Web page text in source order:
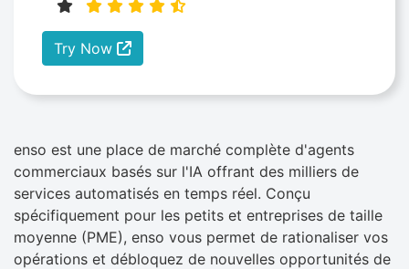
Try Now
enso est une place de marché complète d'agents
commerciaux basés sur l'IA offrant des milliers de
services automatisés en temps réel. Conçu
spécifiquement pour les petits et entreprises de taille
moyenne (PME), enso vous permet de rationaliser vos
opérations et débloquez de nouvelles opportunités de